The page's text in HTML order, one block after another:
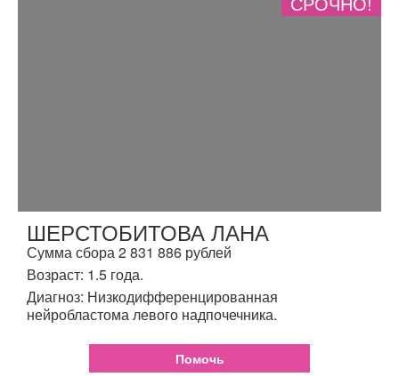
ШЕРСТОБИТОВА ЛАНА
Сумма сбора 2 831 886 рублей
Возраст: 1.5 года.
Диагноз: Низкодифференцированная
нейробластома левого надпочечника.
Помочь